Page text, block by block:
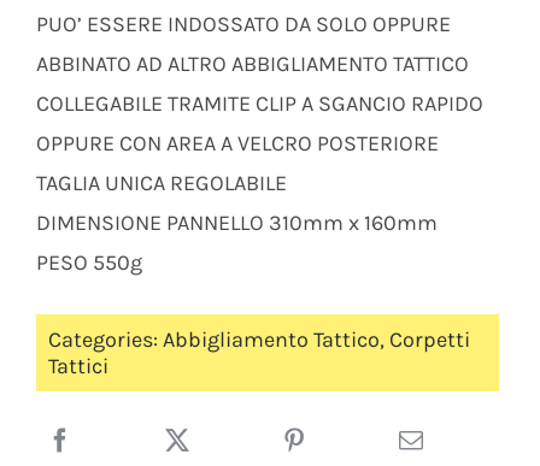
PUO’ ESSERE INDOSSATO DA SOLO OPPURE
ABBINATO AD ALTRO ABBIGLIAMENTO TATTICO
COLLEGABILE TRAMITE CLIP A SGANCIO RAPIDO
OPPURE CON AREA A VELCRO POSTERIORE
TAGLIA UNICA REGOLABILE
DIMENSIONE PANNELLO 310mm x 160mm
PESO 550g
Categories: Abbigliamento Tattico, Corpetti
Tattici